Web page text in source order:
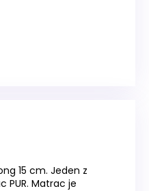
15 cm. Jeden z
Matrac je